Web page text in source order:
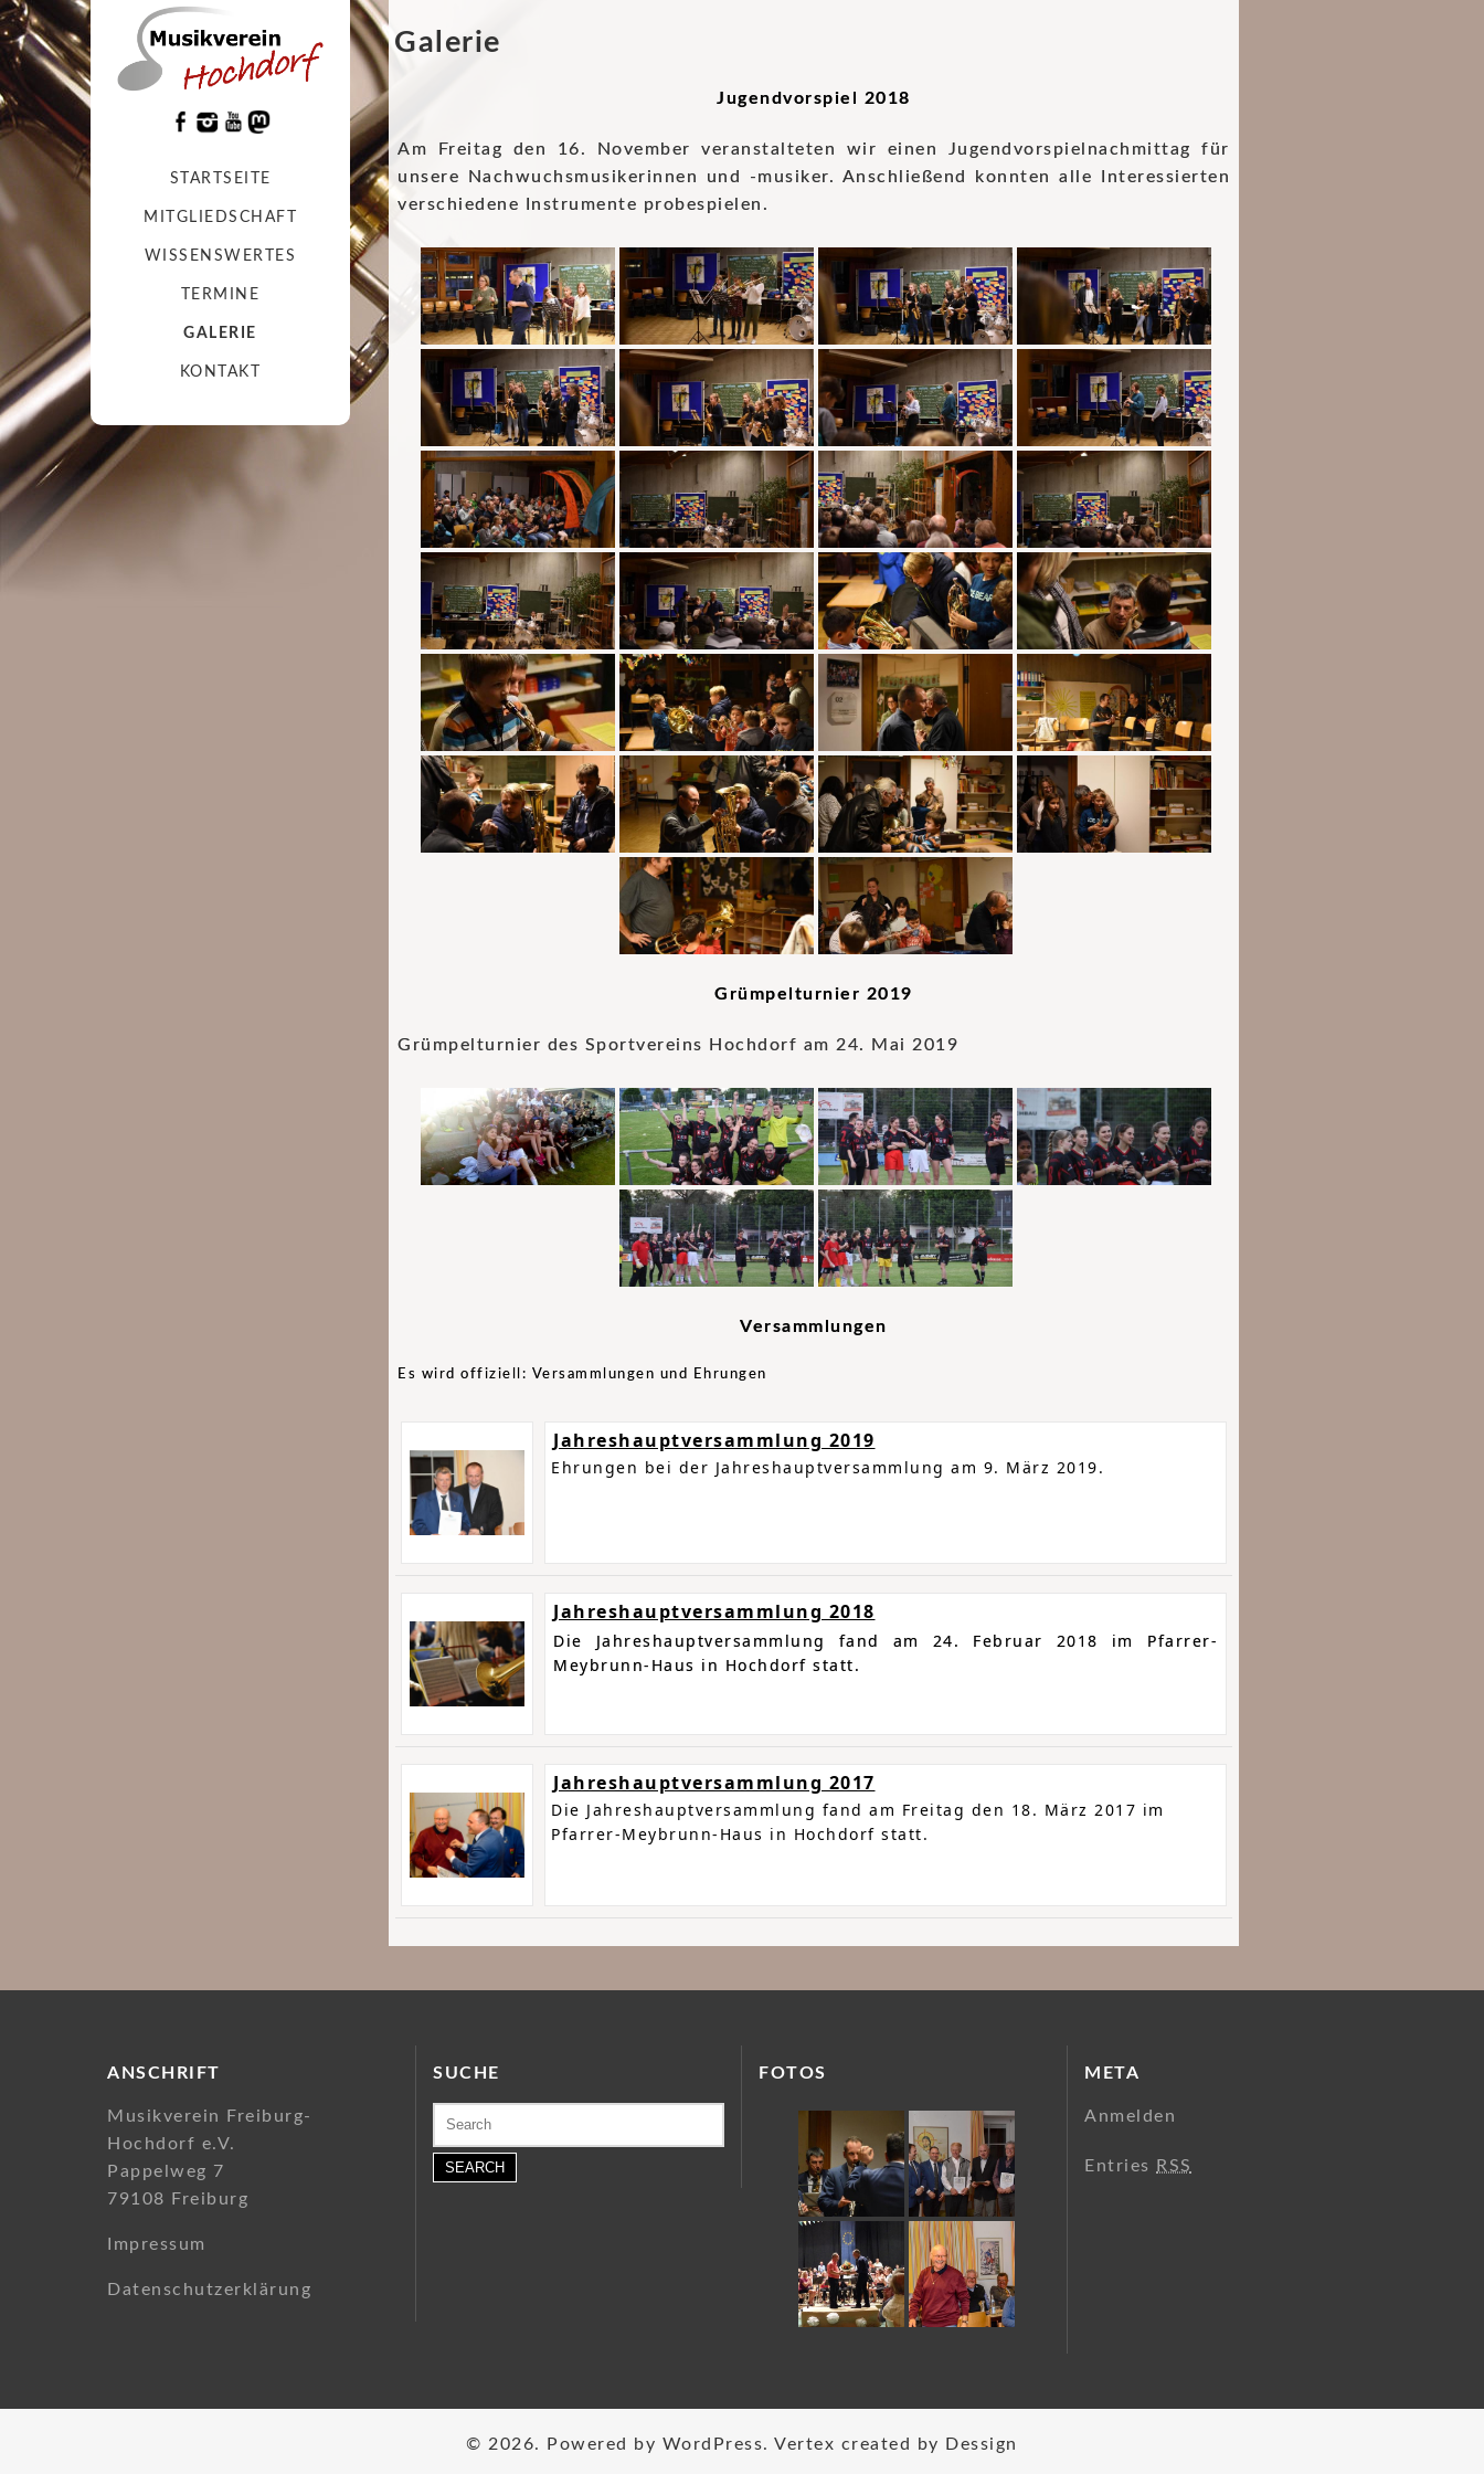
STARTSEITE
MITGLIEDSCHAFT
WISSENSWERTES
TERMINE
GALERIE
KONTAKT
Galerie
Jugendvorspiel 2018
Am Freitag den 16. November veranstalteten wir einen Jugendvorspielnachmittag für
unsere Nachwuchsmusikerinnen und -musiker. Anschließend konnten alle Interessierten
verschiedene Instrumente probespielen.
Grümpelturnier 2019
Grümpelturnier des Sportvereins Hochdorf am 24. Mai 2019
Versammlungen
Es wird offiziell: Versammlungen und Ehrungen
Jahreshauptversammlung 2019
Ehrungen bei der Jahreshauptversammlung am 9. März 2019.
Jahreshauptversammlung 2018
Die Jahreshauptversammlung fand am 24. Februar 2018 im Pfarrer-
Meybrunn-Haus in Hochdorf statt.
Jahreshauptversammlung 2017
Die Jahreshauptversammlung fand am Freitag den 18. März 2017 im
Pfarrer-Meybrunn-Haus in Hochdorf statt.
ANSCHRIFT
Musikverein Freiburg-
Hochdorf e.V.
Pappelweg 7
79108 Freiburg
Impressum
Datenschutzerklärung
SUCHE
for:
FOTOS META
Anmelden
Entries RSS
© 2026. Powered by WordPress. Vertex created by Dessign